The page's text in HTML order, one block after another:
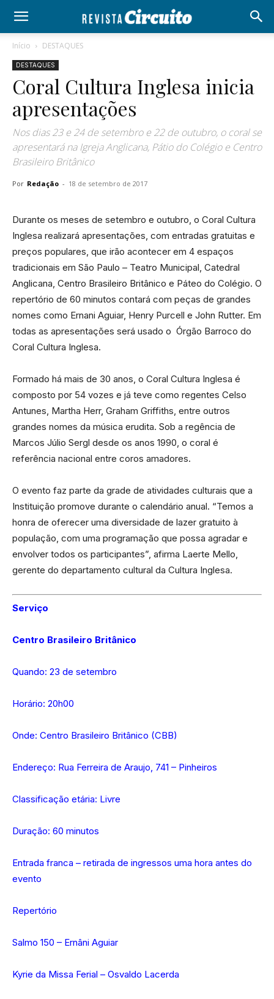
Início DESTAQUES
DESTAQUES
Coral Cultura Inglesa inicia
apresentações
Nos dias 23 e 24 de setembro e 22 de outubro, o coral se
apresentará na Igreja Anglicana, Pátio do Colégio e Centro
Brasileiro Britânico
Por Redação - 18 de setembro de 2017
Durante os meses de setembro e outubro, o Coral Cultura
Inglesa realizará apresentações, com entradas gratuitas e
preços populares, que irão acontecer em 4 espaços
tradicionais em São Paulo – Teatro Municipal, Catedral
Anglicana, Centro Brasileiro Britânico e Páteo do Colégio. O
repertório de 60 minutos contará com peças de grandes
nomes como Ernani Aguiar, Henry Purcell e John Rutter. Em
todas as apresentações será usado o Órgão Barroco do
Coral Cultura Inglesa.
Formado há mais de 30 anos, o Coral Cultura Inglesa é
composto por 54 vozes e já teve como regentes Celso
Antunes, Martha Herr, Graham Griffiths, entre outros
grandes nomes da música erudita. Sob a regência de
Marcos Júlio Sergl desde os anos 1990, o coral é
referência nacional entre coros amadores.
O evento faz parte da grade de atividades culturais que a
Instituição promove durante o calendário anual. “Temos a
honra de oferecer uma diversidade de lazer gratuito à
população, com uma programação que possa agradar e
envolver todos os participantes”, afirma Laerte Mello,
gerente do departamento cultural da Cultura Inglesa.
Serviço
Centro Brasileiro Britânico
Quando: 23 de setembro
Horário: 20h00
Onde: Centro Brasileiro Britânico (CBB)
Endereço: Rua Ferreira de Araujo, 741 – Pinheiros
Classificação etária: Livre
Duração: 60 minutos
Entrada franca – retirada de ingressos uma hora antes do
evento
Repertório
Salmo 150 – Ernâni Aguiar
Kyrie da Missa Ferial – Osvaldo Lacerda